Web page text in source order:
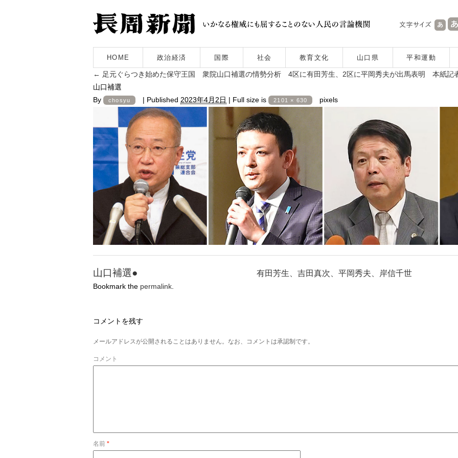
HOME 政治経済 国際 社会 教育文化 山口県 平和運動
← 足元ぐらつき始めた保守王国 衆院山口補選の情勢分析 4区に有田芳生、2区に平岡秀夫が出馬表明 本紙記
山口補選
By
chosyu | Published 2023年4月2日 | Full size is 2101 × 630 pixels
山口補選● 有田芳生、吉田真次、平岡秀夫、岸信千世
Bookmark the permalink
コメントを残す
メールアドレスが公開されることはありません。なお、コメントは承認制です。
コメント
名前 *